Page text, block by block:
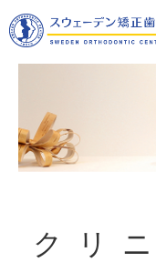
クリ